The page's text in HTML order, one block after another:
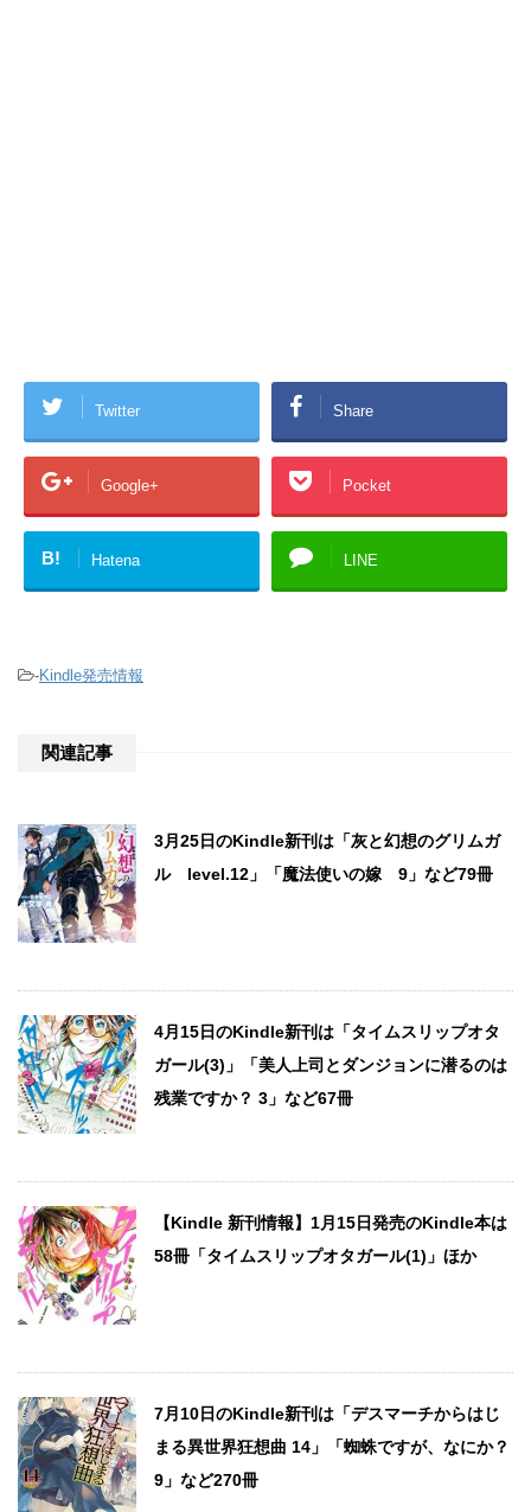
Twitter Share
Google+ Pocket
B! Hatena LINE
-Kindle発売情報
関連記事
3月25日のKindle新刊は「灰と幻想のグリムガ
ル level.12」「魔法使いの嫁 9」など79冊
4月15日のKindle新刊は「タイムスリップオタ
ガール(3)」「美人上司とダンジョンに潜るのは
残業ですか？ 3」など67冊
【Kindle 新刊情報】1月15日発売のKindle本は
58冊「タイムスリップオタガール(1)」ほか
7月10日のKindle新刊は「デスマーチからはじ
まる異世界狂想曲 14」「蜘蛛ですが、なにか？
9」など270冊